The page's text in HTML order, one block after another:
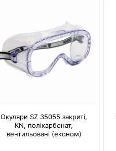
Окуляри SZ 35055 закриті,
KN, полікарбонат,
вентильовані (економ)